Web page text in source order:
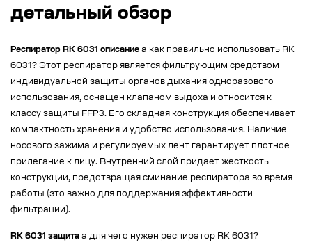
детальный обзор
Респиратор RK 6031 описание а как правильно использовать RK
6031? Этот респиратор является фильтрующим средством
индивидуальной защиты органов дыхания одноразового
использования, оснащен клапаном выдоха и относится к
классу защиты FFP3. Его складная конструкция обеспечивает
компактность хранения и удобство использования. Наличие
носового зажима и регулируемых лент гарантирует плотное
прилегание к лицу. Внутренний слой придает жесткость
конструкции, предотвращая сминание респиратора во время
работы (это важно для поддержания эффективности
фильтрации).
RK 6031 защита а для чего нужен респиратор RK 6031?